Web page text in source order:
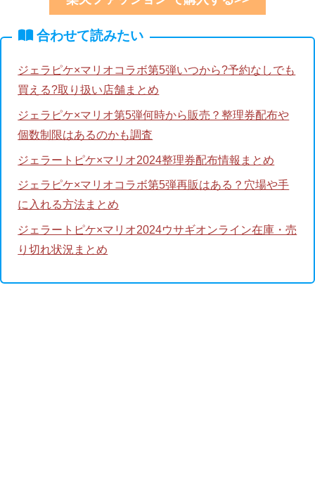
合わせて読みたい
ジェラピケ×マリオコラボ第5弾いつから?予約なしでも
買える?取り扱い店舗まとめ
ジェラピケ×マリオ第5弾何時から販売？整理券配布や
個数制限はあるのかも調査
ジェラートピケ×マリオ2024整理券配布情報まとめ
ジェラピケ×マリオコラボ第5弾再販はある？穴場や手
に入れる方法まとめ
ジェラートピケ×マリオ2024ウサギオンライン在庫・売
り切れ状況まとめ